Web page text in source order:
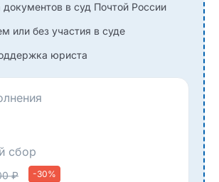
документов в суд Почтой России
или без участия в суде
юриста
сбор
₽ -30%